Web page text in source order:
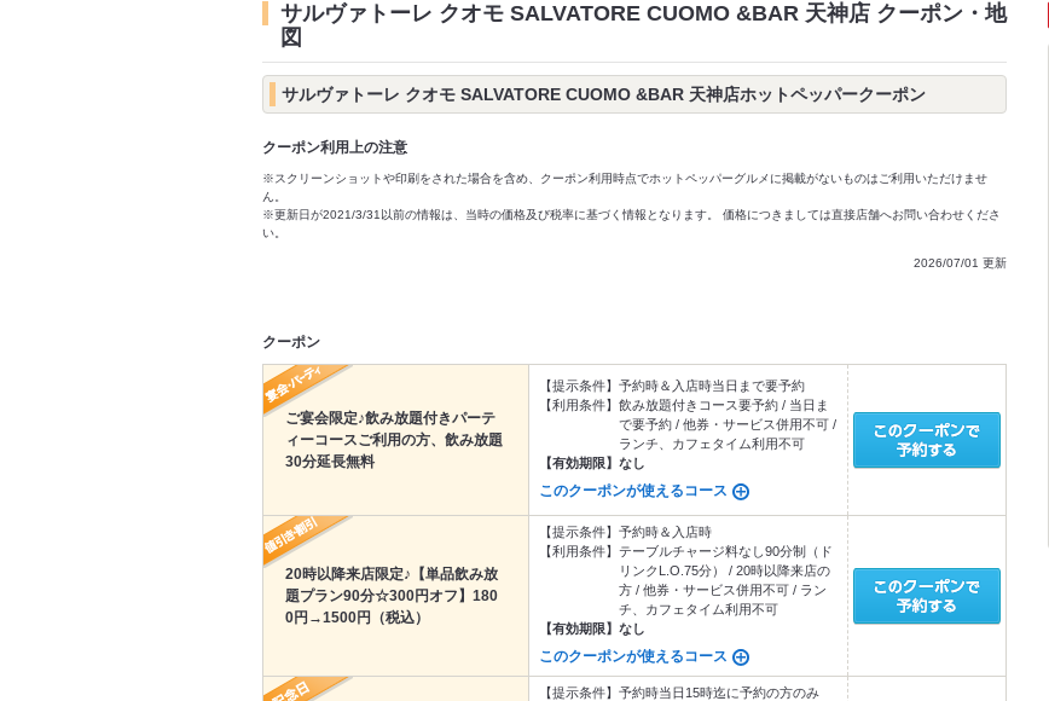
サルヴァトーレ クオモ SALVATORE CUOMO &BAR 天神店 クーポン・地
図
サルヴァトーレ クオモ SALVATORE CUOMO &BAR 天神店ホットペッパークーポン
クーポン利用上の注意
※スクリーンショットや印刷をされた場合を含め、クーポン利用時点でホットペッパーグルメに掲載がないものはご利用いただけませ
ん。
※更新日が2021/3/31以前の情報は、当時の価格及び税率に基づく情報となります。 価格につきましては直接店舗へお問い合わせくださ
い。
2026/07/01 更新
クーポン
ご宴会限定♪飲み放題付きパーテ
ィーコースご利用の方、飲み放題
30分延長無料
【提示条件】 予約時＆入店時当日まで要予約
【利用条件】 飲み放題付きコース要予約 / 当日ま
で要予約 / 他券・サービス併用不可 /
ランチ、カフェタイム利用不可
【有効期限】 なし
このクーポンが使えるコース
20時以降来店限定♪【単品飲み放
題プラン90分☆300円オフ】180
0円→1500円（税込）
【提示条件】 予約時＆入店時
【利用条件】 テーブルチャージ料なし90分制（ド
リンクL.O.75分） / 20時以降来店の
方 / 他券・サービス併用不可 / ラン
チ、カフェタイム利用不可
【有効期限】 なし
このクーポンが使えるコース
【提示条件】 予約時当日15時迄に予約の方のみ